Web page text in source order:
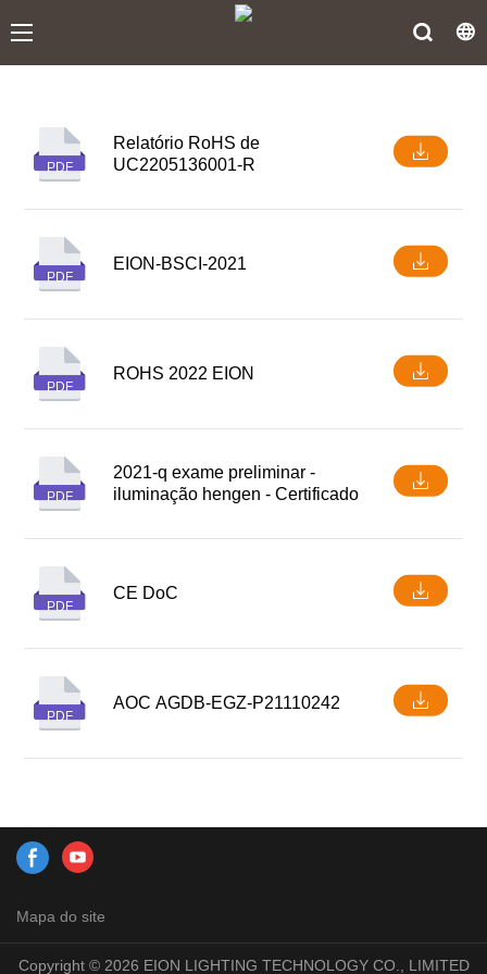
PDF
Relatório RoHS de
UC2205136001-R
PDF
EION-BSCI-2021
PDF
ROHS 2022 EION
PDF
2021-q exame preliminar -
iluminação hengen - Certificado
PDF
CE DoC
PDF
AOC AGDB-EGZ-P21110242
Mapa do site
Copyright © 2026 EION LIGHTING TECHNOLOGY CO., LIMITED